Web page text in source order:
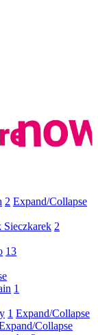
2 Expand/Collapse
Sieczkarek 2
13
1
1 Expand/Collapse
Collapse